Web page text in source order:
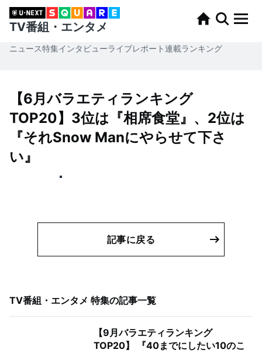
TV番組・エンタメ
ニュース特集インタビューライブレポート連載ランキング
【6月バラエティランキング
TOP20】3位は『相席食堂』、2位は
『それSnow Manにやらせて下さ
い』
記事に戻る
TV番組・エンタメ 特集の記事一覧
【9月バラエティランキング
TOP20】 『40までにしたい10のこ